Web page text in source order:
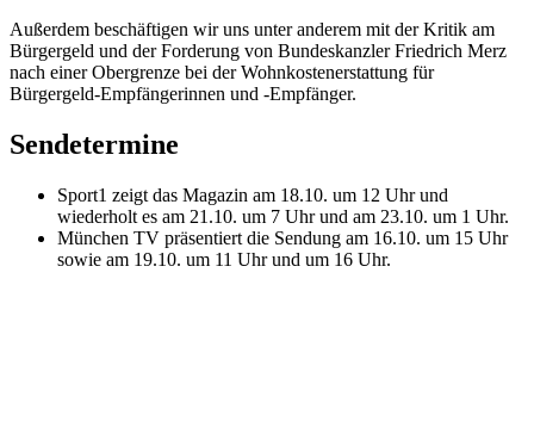
Außerdem beschäftigen wir uns unter anderem mit der Kritik am
Bürgergeld und der Forderung von Bundeskanzler Friedrich Merz
nach einer Obergrenze bei der Wohnkostenerstattung für
Bürgergeld-Empfängerinnen und -Empfänger.
Sendetermine
Sport1 zeigt das Magazin am 18.10. um 12 Uhr und
wiederholt es am 21.10. um 7 Uhr und am 23.10. um 1 Uhr.
München TV präsentiert die Sendung am 16.10. um 15 Uhr
sowie am 19.10. um 11 Uhr und um 16 Uhr.